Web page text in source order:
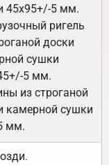
45х95+/-5 мм.
ригель
доски
сушки
5 мм.
из строганой
камерной сушки
мм.